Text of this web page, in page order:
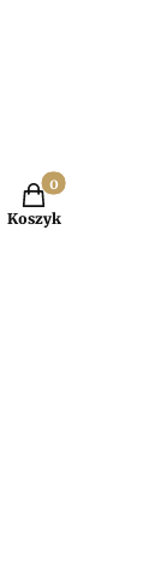
Produkty w
Koszyk